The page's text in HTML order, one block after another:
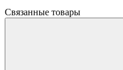
Связанные товары